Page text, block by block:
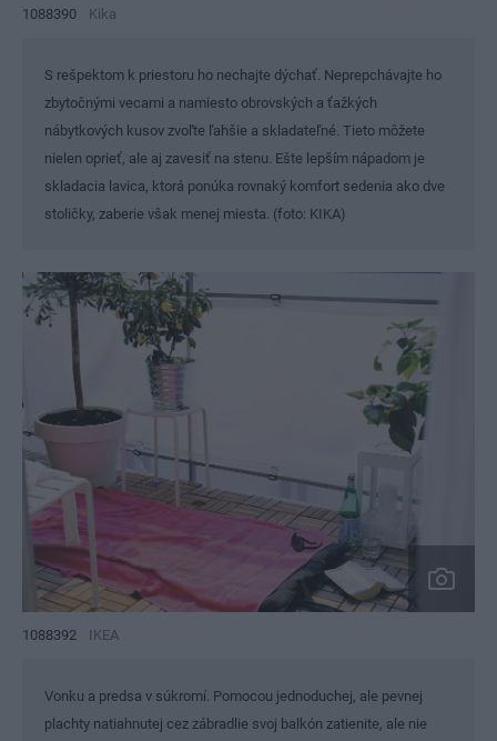
1088390 Kika
S rešpektom k priestoru ho nechajte dýchať. Neprepchávajte ho
zbytočnými vecami a namiesto obrovských a ťažkých
nábytkových kusov zvoľte ľahšie a skladateľné. Tieto môžete
nielen oprieť, ale aj zavesiť na stenu. Ešte lepším nápadom je
skladacia lavica, ktorá ponúka rovnaký komfort sedenia ako dve
stoličky, zaberie však menej miesta. (foto: KIKA)
1088392 IKEA
Vonku a predsa v súkromí. Pomocou jednoduchej, ale pevnej
plachty natiahnutej cez zábradlie svoj balkón zatienite, ale nie